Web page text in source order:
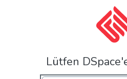
Lütfen